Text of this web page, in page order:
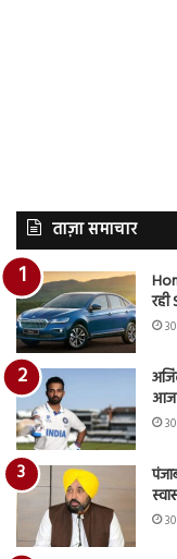
ताज़ा समाचार
आज